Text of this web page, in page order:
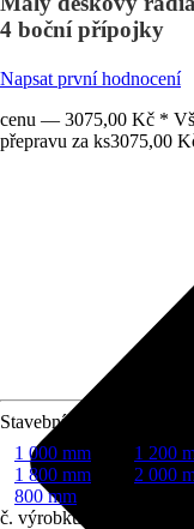
4 boční přípojky
Napsat první hodnocení
cenu — 3075,00 Kč *
přepravu za ks3075,00
Stavební délka
1 000 mm
1 200
1 800 mm
2 000
800 mm
č. výrobku